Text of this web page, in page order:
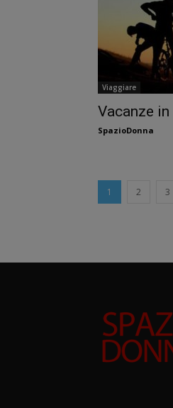
Viaggiare
Vacanze
SpazioDonna
1 2 3